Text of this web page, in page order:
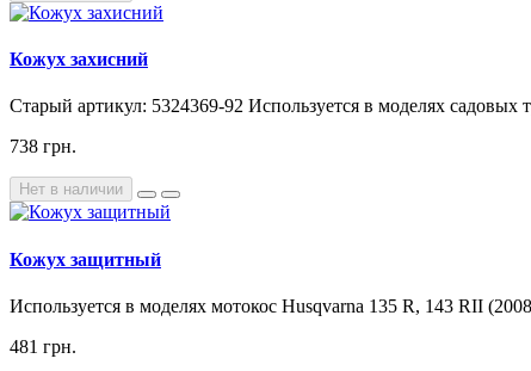
Кожух захисний
Старый артикул: 5324369-92 Используется в моделях садовых
738 грн.
Нет в наличии
Кожух защитный
Используется в моделях мотокос Husqvarna 135 R, 143 RII
481 грн.